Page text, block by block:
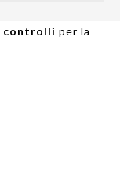
controlli per la